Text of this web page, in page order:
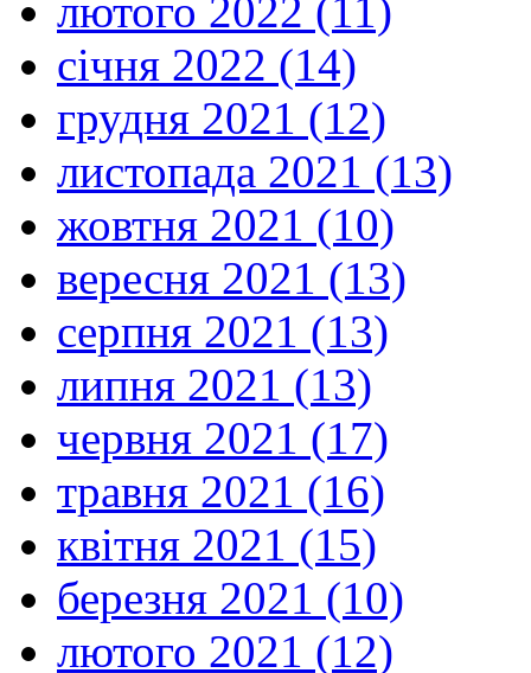
лютого 2022 (11)
січня 2022 (14)
грудня 2021 (12)
листопада 2021 (13)
жовтня 2021 (10)
вересня 2021 (13)
серпня 2021 (13)
липня 2021 (13)
червня 2021 (17)
травня 2021 (16)
квітня 2021 (15)
березня 2021 (10)
лютого 2021 (12)